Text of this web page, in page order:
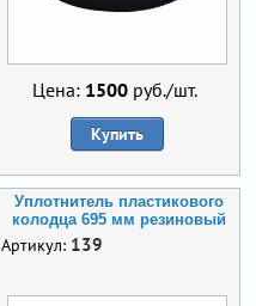
Цена: 1500руб./шт.
Купить
Уплотнитель пластикового
колодца 695 мм резиновый
Артикул: 139